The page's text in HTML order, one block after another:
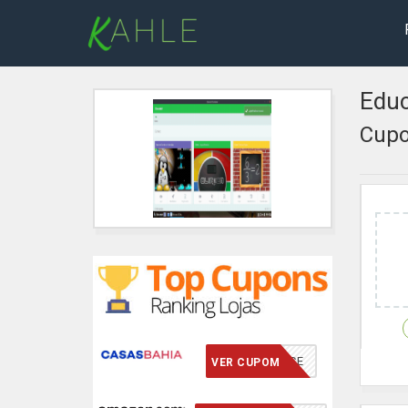
VCMERECE
VER CUPOM